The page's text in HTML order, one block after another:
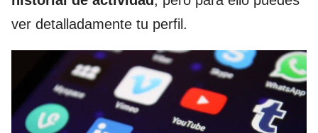
ver detalladamente tu perfil.